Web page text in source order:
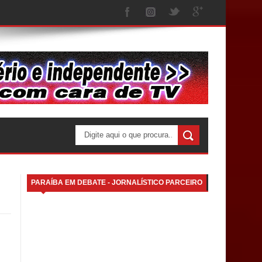
PARAÍBA EM DEBATE - JORNALÍSTICO PARCEIRO